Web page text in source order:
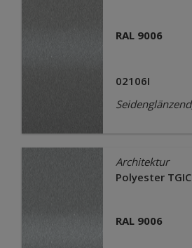
RAL 9006
02106I
Architektur
Polyester
RAL 9006